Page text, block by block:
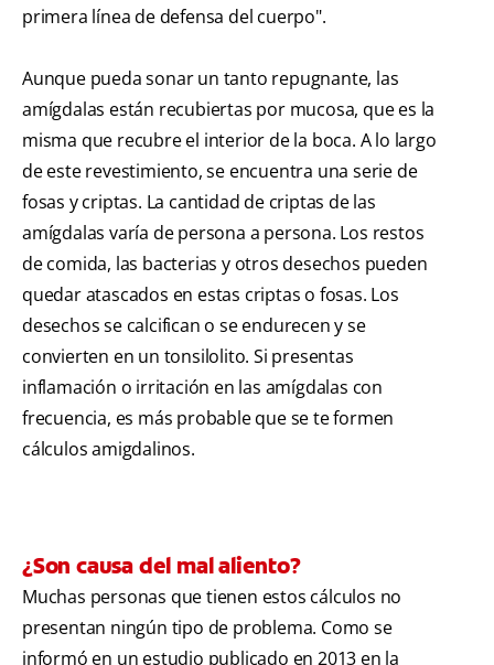
primera línea de defensa del cuerpo".
Aunque pueda sonar un tanto repugnante, las
amígdalas están recubiertas por mucosa, que es la
misma que recubre el interior de la boca. A lo largo
de este revestimiento, se encuentra una serie de
fosas y criptas. La cantidad de criptas de las
amígdalas varía de persona a persona. Los restos
de comida, las bacterias y otros desechos pueden
quedar atascados en estas criptas o fosas. Los
desechos se calcifican o se endurecen y se
convierten en un tonsilolito. Si presentas
inflamación o irritación en las amígdalas con
frecuencia, es más probable que se te formen
cálculos amigdalinos.
¿Son causa del mal aliento?
Muchas personas que tienen estos cálculos no
presentan ningún tipo de problema. Como se
informó en un estudio publicado en 2013 en la